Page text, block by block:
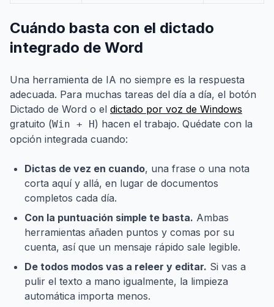
Cuándo basta con el dictado
integrado de Word
Una herramienta de IA no siempre es la respuesta
adecuada. Para muchas tareas del día a día, el botón
Dictado de Word o el dictado por voz de Windows
gratuito (Win + H) hacen el trabajo. Quédate con la
opción integrada cuando:
Dictas de vez en cuando, una frase o una nota
corta aquí y allá, en lugar de documentos
completos cada día.
Con la puntuación simple te basta. Ambas
herramientas añaden puntos y comas por su
cuenta, así que un mensaje rápido sale legible.
De todos modos vas a releer y editar. Si vas a
pulir el texto a mano igualmente, la limpieza
automática importa menos.